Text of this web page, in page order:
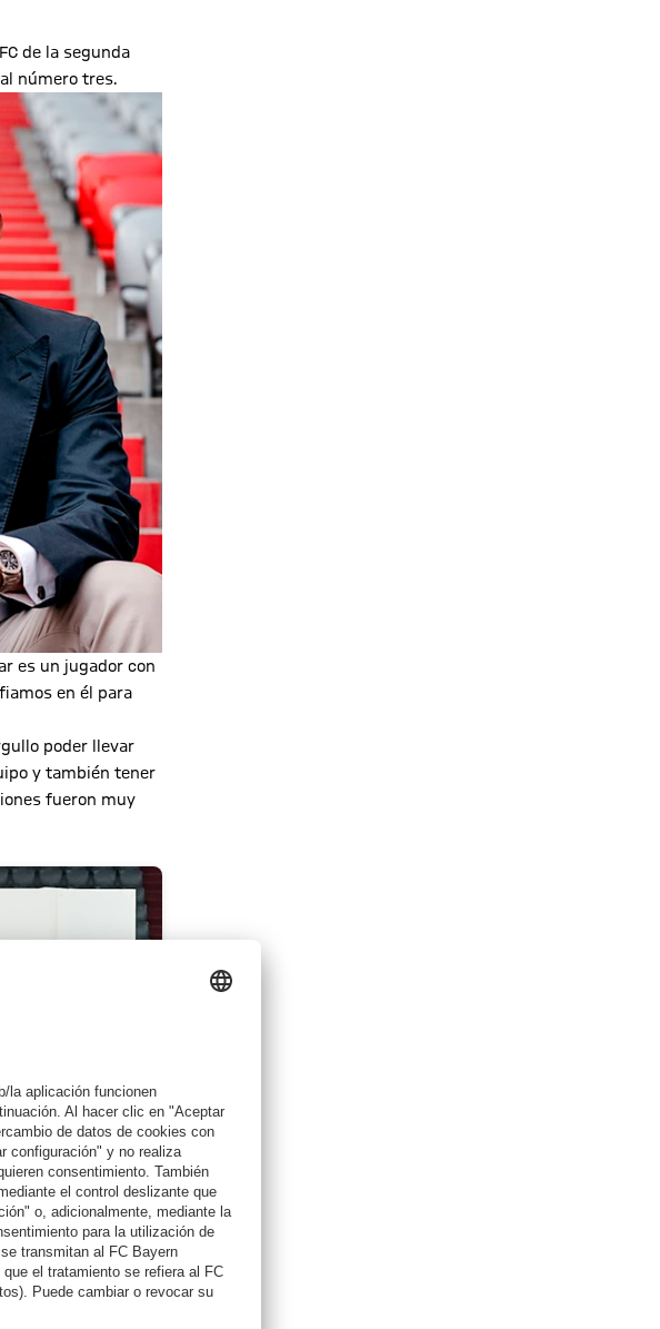
de la segunda
número tres.
es un jugador con
en él para
poder llevar
y también tener
fueron muy